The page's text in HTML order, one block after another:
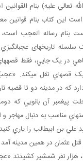
تعالي عليه) بنام
است اين کتاب بنام
بنام رساله العجب
تاريخ های عجب
در يک جايي، فقط قصه
اي نقل مي کند.
که در مدينه دو تا قضيه
پيغمبر آن بانويي که
مناسب به دنبال مهاجر و
علي بن ابيطالب را ياري
عثمان در همين مدينه
هزار نفر شمشير کشيدند